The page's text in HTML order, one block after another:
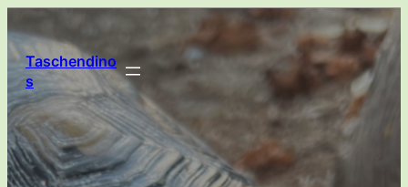
Taschendino
s